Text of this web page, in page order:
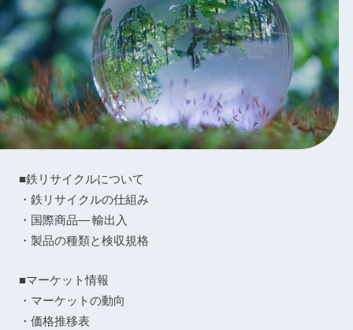
■鉄リサイクルについて
・鉄リサイクルの仕組み
・国際商品― 輸出入
・製品の種類と検収規格
■マーケット情報
・マーケットの動向
・価格推移表